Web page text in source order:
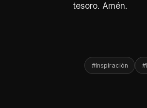
tesoro. Amén.
#Inspiración